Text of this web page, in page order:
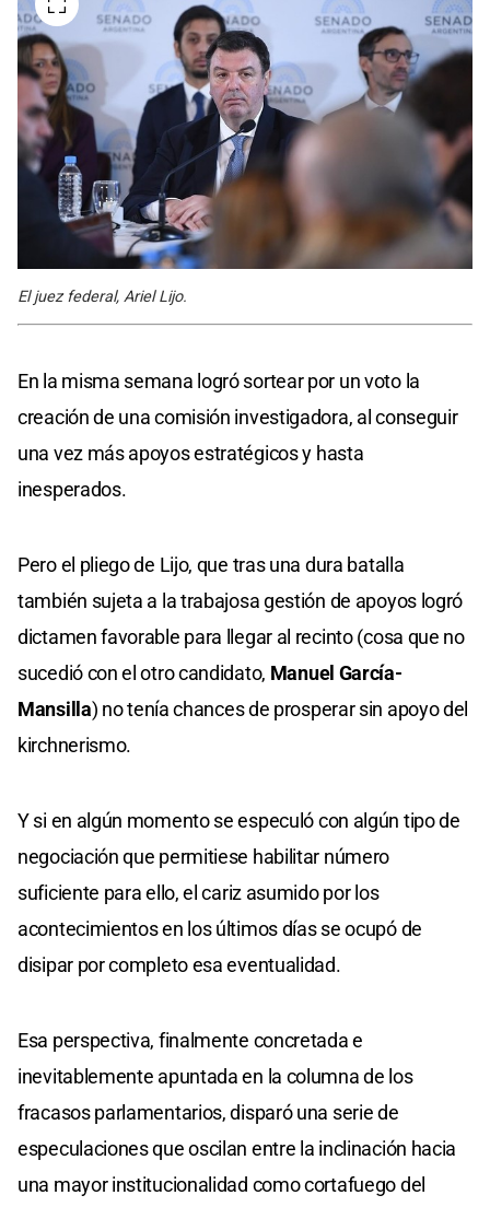
El juez federal, Ariel Lijo.
En la misma semana logró sortear por un voto la
creación de una comisión investigadora, al conseguir
una vez más apoyos estratégicos y hasta
inesperados.
Pero el pliego de Lijo, que tras una dura batalla
también sujeta a la trabajosa gestión de apoyos logró
dictamen favorable para llegar al recinto (cosa que no
sucedió con el otro candidato, Manuel García-
Mansilla) no tenía chances de prosperar sin apoyo del
kirchnerismo.
Y si en algún momento se especuló con algún tipo de
negociación que permitiese habilitar número
suficiente para ello, el cariz asumido por los
acontecimientos en los últimos días se ocupó de
disipar por completo esa eventualidad.
Esa perspectiva, finalmente concretada e
inevitablemente apuntada en la columna de los
fracasos parlamentarios, disparó una serie de
especulaciones que oscilan entre la inclinación hacia
una mayor institucionalidad como cortafuego del